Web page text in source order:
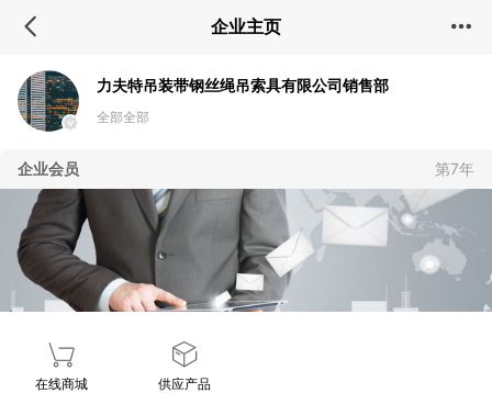
企业主页
力夫特吊装带钢丝绳吊索具有限公司销售部
全部全部
企业会员 第7年
在线商城 供应产品